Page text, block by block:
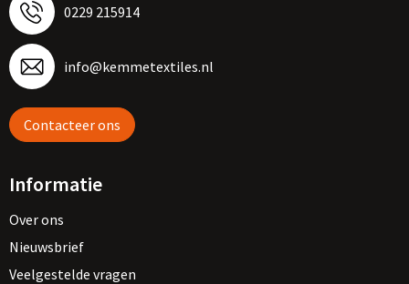
0229 215914
info@kemmetextiles.nl
Contacteer ons
Informatie
Over ons
Nieuwsbrief
Veelgestelde vragen